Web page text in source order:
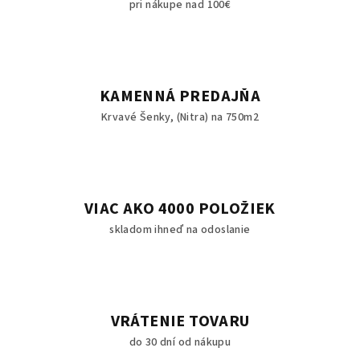
pri nákupe nad 100€
KAMENNÁ PREDAJŇA
Krvavé Šenky, (Nitra) na 750m2
VIAC AKO 4000 POLOŽIEK
skladom ihneď na odoslanie
VRÁTENIE TOVARU
do 30 dní od nákupu